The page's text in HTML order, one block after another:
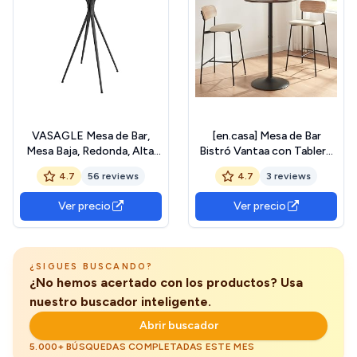
VASAGLE Mesa de Bar,
Mesa Baja, Redonda, Alta,
Estructura Metálica, 60 x
60 x 105 cm, para Cocina,
Sala de Estar, Estilo
Moderno, Fácil Montaje,
Negro Tinta y Negro Mate
4.7 56 reviews
Ver precio
[en.casa] Mesa de Bar
Bistró Vantaa con Tablero
Redondo Mesa Alta con
Base Redonda Acero 100 x
Ø 60 cm - Efecto Nogal y
Negro
4.7 3 reviews
Ver precio
¿SIGUES BUSCANDO?
¿No hemos acertado con los productos? Usa
nuestro buscador inteligente.
Abrir buscador
5.000+ BÚSQUEDAS COMPLETADAS ESTE MES